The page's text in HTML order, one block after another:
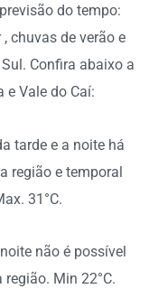
do tempo:
chuvas de verão e
Confira abaixo a
e Vale do Caí:
tarde e a noite há
região e temporal
31°C.
não é possível
Min 22°C.